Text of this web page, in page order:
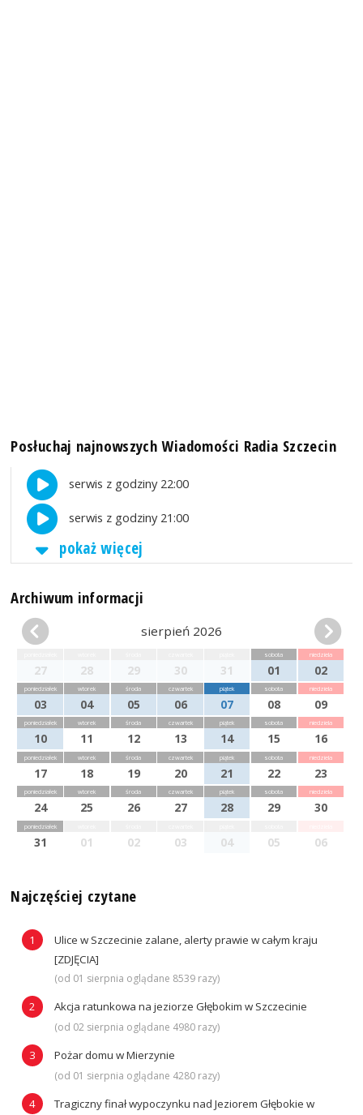
Posłuchaj najnowszych Wiadomości Radia Szczecin
serwis z godziny 22:00
serwis z godziny 21:00
pokaż więcej
Archiwum informacji
sierpień 2026
27 28 29 30 31
sobota
01
niedziela
02
poniedziałek
03
wtorek
04
środa
05
czwartek
06
piątek
07
sobota
08
niedziela
09
poniedziałek
10
wtorek
11
środa
12
czwartek
13
piątek
14
sobota
15
niedziela
16
poniedziałek
17
wtorek
18
środa
19
czwartek
20
piątek
21
sobota
22
niedziela
23
poniedziałek
24
wtorek
25
środa
26
czwartek
27
piątek
28
sobota
29
niedziela
30
poniedziałek
31 01 02 03 04 05 06
Najczęściej czytane
Ulice w Szczecinie zalane, alerty prawie w całym kraju
[ZDJĘCIA]
(od 01 sierpnia oglądane 8539 razy)
Akcja ratunkowa na jeziorze Głębokim w Szczecinie
(od 02 sierpnia oglądane 4980 razy)
Pożar domu w Mierzynie
(od 01 sierpnia oglądane 4280 razy)
Tragiczny finał wypoczynku nad Jeziorem Głębokie w